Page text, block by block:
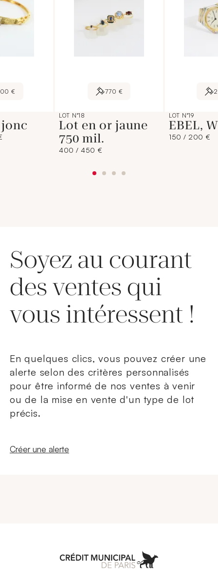
€ 770 €
LOT N°18
Lot en or jaune
750 mil.
400 / 450 €
LOT N°19
EBEL,
150 / 200 €
Soyez au courant
des ventes qui
vous intéressent !
En quelques clics, vous pouvez créer une
alerte selon des critères personnalisés
pour être informé de nos ventes à venir
ou de la mise en vente d'un type de lot
précis.
Nouvelle fenêtre
Créer une alerte